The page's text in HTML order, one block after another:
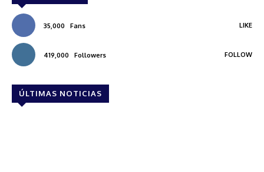
35,000 Fans LIKE
419,000 Followers FOLLOW
ÚLTIMAS NOTICIAS